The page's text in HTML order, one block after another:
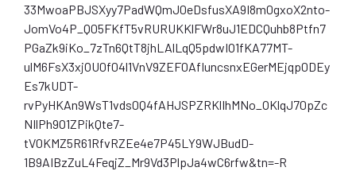
33MwoaPBJSXyy7PadWQmJ0eDsfusXA9I8m0gxoX2nto-
JomVo4P_Q05FKfT5vRURUKKlFWr8uJ1EDCQuhb8Ptfn7
PGaZk9iKo_7zTn6QtT8jhLAlLqQ5pdwIO1fKA77MT-
ulM6FsX3xjOU0f04l1VnV9ZEF0AfluncsnxEGerMEjqp0DEy
Es7kUDT-
rvPyHKAn9WsT1vds0Q4fAHJSPZRKlIhMNo_OKlqJ70pZc
NIlPh9O1ZPikQte7-
tV0KMZ5R61RfvRZEe4e7P45LY9WJBudD-
1B9AIBzZuL4FeqjZ_Mr9Vd3PlpJa4wC6rfw&tn=-R